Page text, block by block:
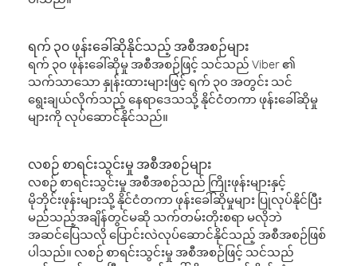
ရက် ၃၀ ဖုန်းခေါ်ဆိုနိုင်သည့် အစီအစဉ်များ
ရက် ၃၀ ဖုန်းခေါ်ဆိုမှု အစီအစဉ်ဖြင့် သင်သည် Viber ၏
သက်သာသော နှုန်းထားများဖြင့် ရက် ၃၀ အတွင်း သင်
ရွေးချယ်လိုက်သည့် နေရာဒေသသို့ နိုင်ငံတကာ ဖုန်းခေါ်ဆိုမှု
များကို လုပ်ဆောင်နိုင်သည်။
လစဉ် စာရင်းသွင်းမှု အစီအစဉ်များ
လစဉ် စာရင်းသွင်းမှု အစီအစဉ်သည် ကြိုးဖုန်းများနှင့်
မိုဘိုင်းဖုန်းများသို့ နိုင်ငံတကာ ဖုန်းခေါ်ဆိုမှုများ ပြုလုပ်နိုင်ပြီး
မည်သည့်အချိန်တွင်မဆို သက်တမ်းတိုးစရာ မလိုဘဲ
အဆင်ပြေသလို ပြောင်းလဲလုပ်ဆောင်နိုင်သည့် အစီအစဉ်ဖြစ်
ပါသည်။ လစဉ် စာရင်းသွင်းမှု အစီအစဉ်ဖြင့် သင်သည်